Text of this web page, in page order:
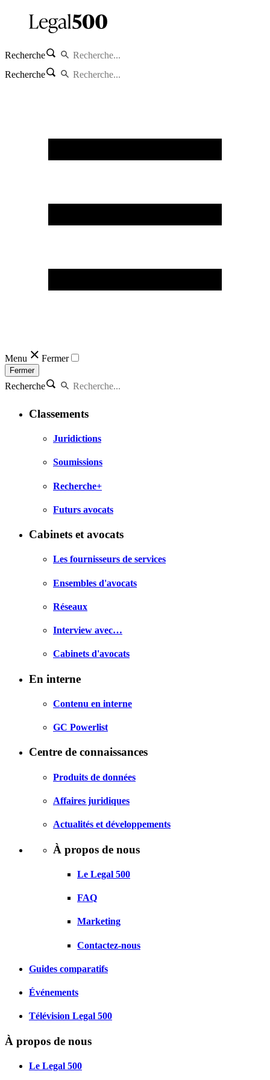
Recherche
Recherche
Menu Fermer
Fermer
Recherche
Classements
Juridictions
Soumissions
Recherche+
Futurs avocats
Cabinets et avocats
Les fournisseurs de services
Ensembles d'avocats
Réseaux
Interview avec…
Cabinets d'avocats
En interne
Contenu en interne
GC Powerlist
Centre de connaissances
Produits de données
Affaires juridiques
Actualités et développements
À propos de nous
Le Legal 500
FAQ
Marketing
Contactez-nous
Guides comparatifs
Événements
Télévision Legal 500
À propos de nous
Le Legal 500